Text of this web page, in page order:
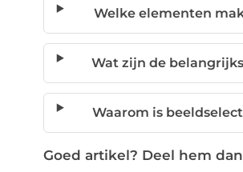
Welke elementen
Wat zijn de
Waarom is
Goed artikel? Deel hem